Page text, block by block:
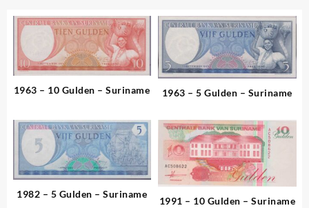
1963 – 10 Gulden – Suriname 1963 – 5 Gulden – Suriname
1982 – 5 Gulden – Suriname
1991 – 10 Gulden – Suriname